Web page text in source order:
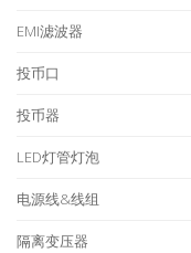
EMI滤波器
投币口
投币器
LED灯管灯泡
电源线&线组
隔离变压器